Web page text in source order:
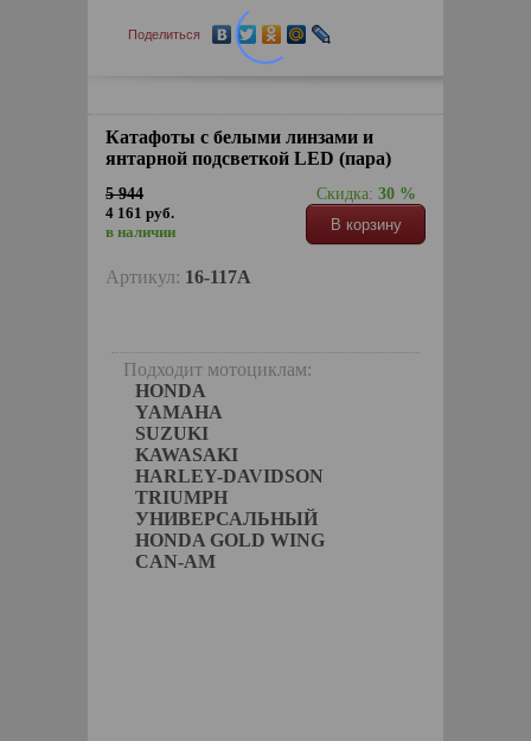
Поделиться
Катафоты с белыми линзами и
янтарной подсветкой LED (пара)
5 944
4 161 руб.
в наличии
Скидка: 30 %
В корзину
Артикул: 16-117A
Подходит мотоциклам:
HONDA
YAMAHA
SUZUKI
KAWASAKI
HARLEY-DAVIDSON
TRIUMPH
УНИВЕРСАЛЬНЫЙ
HONDA GOLD WING
CAN-AM